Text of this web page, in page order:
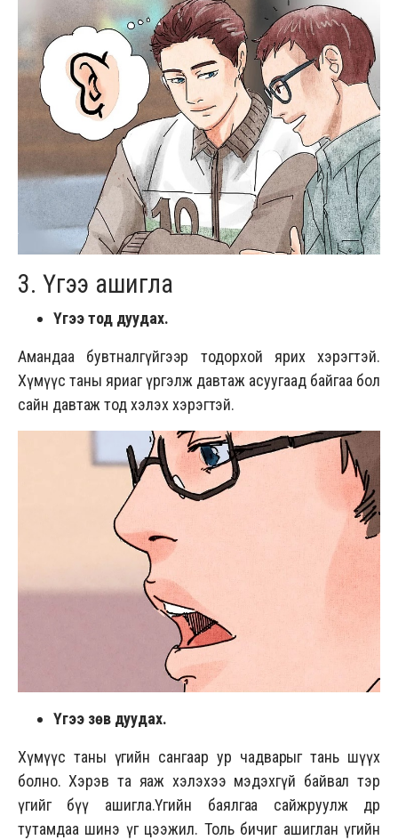
3. Үгээ ашигла
Үгээ тод дуудах.
Амандаа бувтналгүйгээр тодорхой ярих хэрэгтэй.
Хүмүүс таны яриаг үргэлж давтаж асуугаад байгаа бол
сайн давтаж тод хэлэх хэрэгтэй.
Үгээ зөв дуудах.
Хүмүүс таны үгийн сангаар ур чадварыг тань шүүх
болно. Хэрэв та яаж хэлэхээ мэдэхгүй байвал тэр
үгийг бүү ашигла.Үгийн баялгаа сайжруулж өдөр
тутамдаа шинэ үг цээжил. Толь бичиг ашиглан үгийн